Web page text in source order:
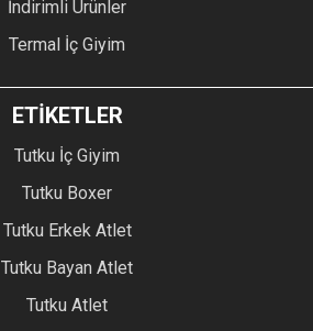
İndirimli Ürünler
Termal İç Giyim
ETİKETLER
Tutku İç Giyim
Tutku Boxer
Tutku Erkek Atlet
Tutku Bayan Atlet
Tutku Atlet